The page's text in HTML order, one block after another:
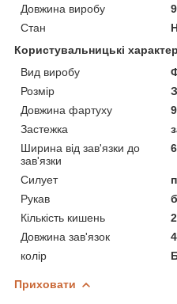
Довжина виробу
Стан
Користувальницькі
Вид виробу
Розмір
Довжина фартуху
Застежка
Ширина від зав'язки до
зав'язки
Силует
Рукав
Кількість кишень
2
Довжина зав'язок
колір
Приховати